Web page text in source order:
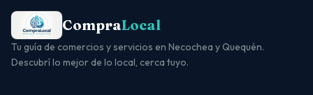
CompraLocal
Tu guía de comercios y servicios en Necochea y Quequén.
Descubrí lo mejor de lo local, cerca tuyo.